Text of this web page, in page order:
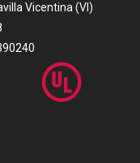
Vicentina (VI)